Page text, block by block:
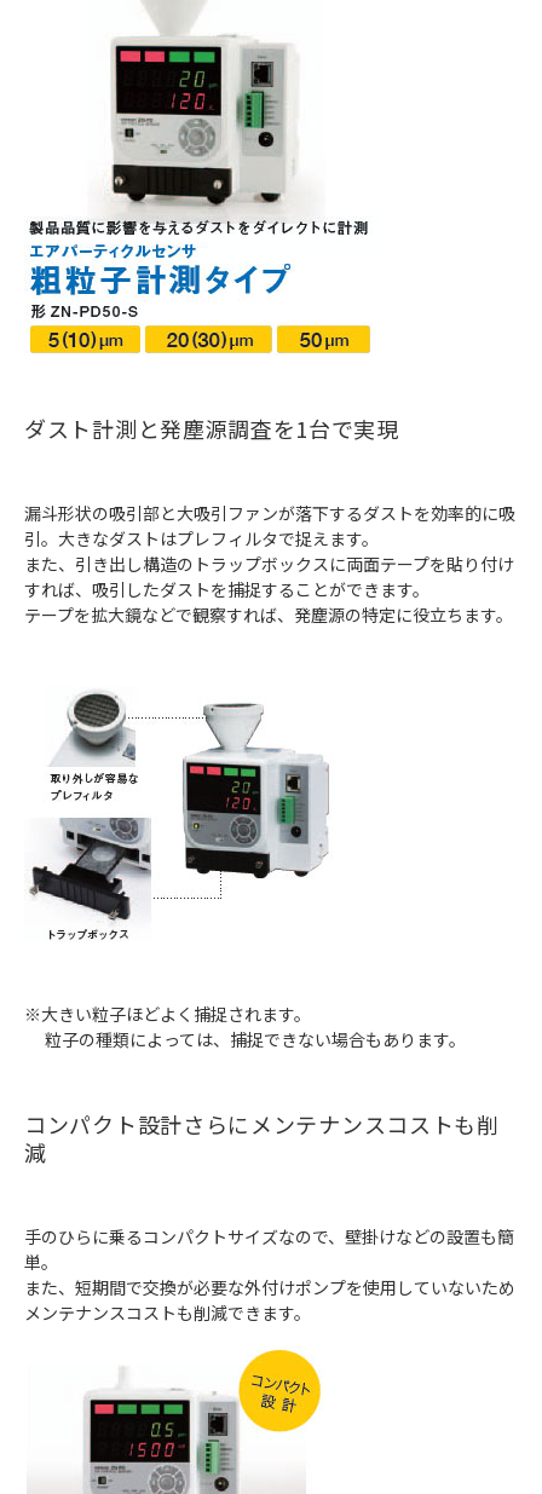
ダスト計測と発塵源調査を1台で実現
漏斗形状の吸引部と大吸引ファンが落下するダストを効率的に吸
引。大きなダストはプレフィルタで捉えます。
また、引き出し構造のトラップボックスに両面テープを貼り付け
すれば、吸引したダストを捕捉することができます。
テープを拡大鏡などで観察すれば、発塵源の特定に役立ちます。
※大きい粒子ほどよく捕捉されます。
粒子の種類によっては、捕捉できない場合もあります。
コンパクト設計さらにメンテナンスコストも削
減
手のひらに乗るコンパクトサイズなので、壁掛けなどの設置も簡
単。
また、短期間で交換が必要な外付けポンプを使用していないため
メンテナンスコストも削減できます。